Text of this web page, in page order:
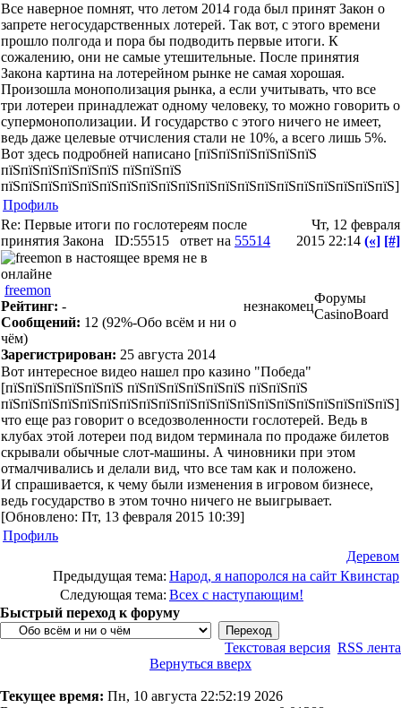
Все наверное помнят, что летом 2014 года был принят Закон о
запрете негосударственных лотерей. Так вот, с этого времени
прошло полгода и пора бы подводить первые итоги. К
сожалению, они не самые утешительные. После принятия
Закона картина на лотерейном рынке не самая хорошая.
Произошла монополизация рынка, а если учитывать, что все
три лотереи принадлежат одному человеку, то можно говорить о
супермонополизации. И государство с этого ничего не имеет,
ведь даже целевые отчисления стали не 10%, а всего лишь 5%.
Вот здесь подробней написано [пїЅпїЅпїЅпїЅпїЅпїЅ
пїЅпїЅпїЅпїЅпїЅпїЅ пїЅпїЅпїЅ
пїЅпїЅпїЅпїЅпїЅпїЅпїЅпїЅпїЅпїЅпїЅпїЅпїЅпїЅпїЅпїЅпїЅпїЅпїЅпїЅ]
Профиль
Re: Первые итоги по гослотереям после
принятия Закона
ID:55515 ответ на 55514
Чт, 12 февраля
2015 22:14 («] [#]
freemon
Рейтинг: -
Сообщений: 12 (92%-Обо всём и ни о
чём)
Зарегистрирован: 25 августа 2014
незнакомец
Форумы
CasinoBoard
Вот интересное видео нашел про казино "Победа"
[пїЅпїЅпїЅпїЅпїЅпїЅ пїЅпїЅпїЅпїЅпїЅпїЅ пїЅпїЅпїЅ
пїЅпїЅпїЅпїЅпїЅпїЅпїЅпїЅпїЅпїЅпїЅпїЅпїЅпїЅпїЅпїЅпїЅпїЅпїЅпїЅ]
что еще раз говорит о вседозволенности гослотерей. Ведь в
клубах этой лотереи под видом терминала по продаже билетов
скрывали обычные слот-машины. А чиновники при этом
отмалчивались и делали вид, что все там как и положено.
И спрашивается, к чему были изменения в игровом бизнесе,
ведь государство в этом точно ничего не выигрывает.
[Обновлено: Пт, 13 февраля 2015 10:39]
Профиль
Деревом
Предыдущая тема: Народ, я напоролся на сайт Квинстар
Следующая тема: Всех с наступающим!
Быстрый переход к форуму
Текстовая версия RSS лента
Вернуться вверх
Текущее время: Пн, 10 августа 22:52:19 2026